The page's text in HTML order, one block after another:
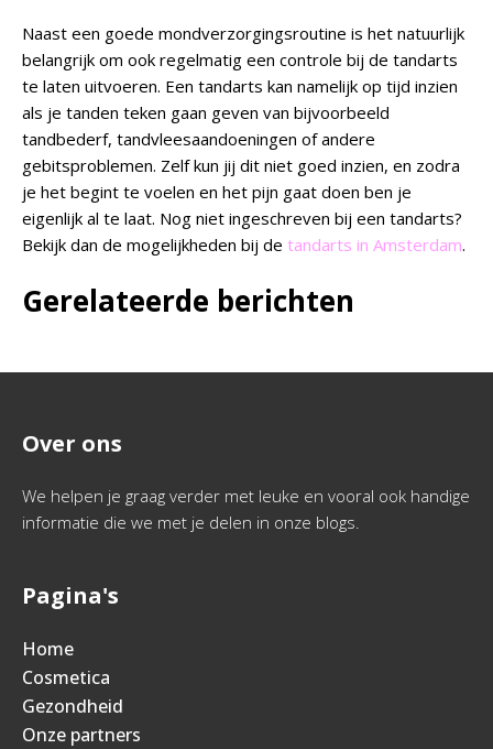
Naast een goede mondverzorgingsroutine is het natuurlijk
belangrijk om ook regelmatig een controle bij de tandarts
te laten uitvoeren. Een tandarts kan namelijk op tijd inzien
als je tanden teken gaan geven van bijvoorbeeld
tandbederf, tandvleesaandoeningen of andere
gebitsproblemen. Zelf kun jij dit niet goed inzien, en zodra
je het begint te voelen en het pijn gaat doen ben je
eigenlijk al te laat. Nog niet ingeschreven bij een tandarts?
Bekijk dan de mogelijkheden bij de tandarts in Amsterdam.
Gerelateerde berichten
Over ons
We helpen je graag verder met leuke en vooral ook handige
informatie die we met je delen in onze blogs.
Pagina's
Home
Cosmetica
Gezondheid
Onze partners